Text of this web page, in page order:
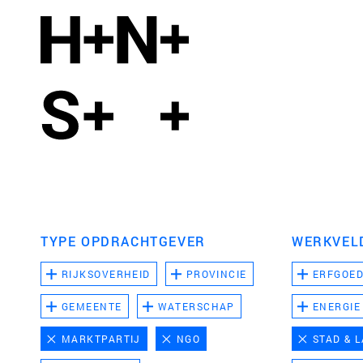
TYPE OPDRACHTGEVER
RIJKSOVERHEID PROVINCIE
GEMEENTE WATERSCHAP
MARKTPARTIJ NGO
ENERGIE
STAD &